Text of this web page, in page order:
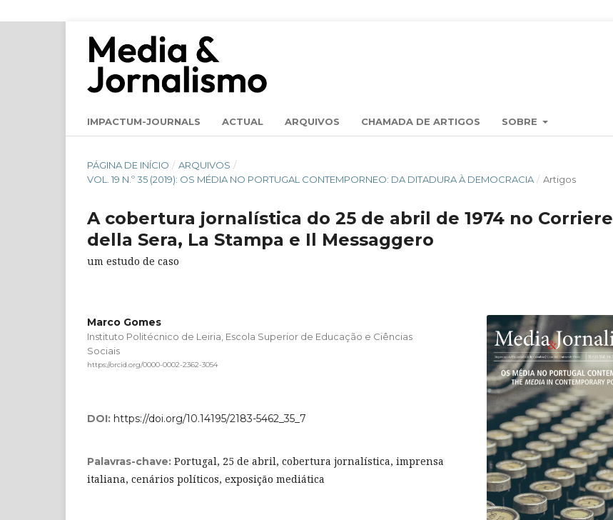
IMPACTUM-JOURNALS ACTUAL ARQUIVOS CHAMADA DE ARTIGOS SOBRE
PÁGINA DE INÍCIO / ARQUIVOS /
VOL. 19 N.º 35 (2019): OS MÉDIA NO PORTUGAL CONTEMPORNEO: DA DITADURA À DEMOCRACIA / Artigos
A cobertura jornalística do 25 de abril de 1974 no Corriere
della Sera, La Stampa e Il Messaggero
um estudo de caso
Marco Gomes
Instituto Politécnico de Leiria, Escola Superior de Educação e Ciências
Sociais
https://orcid.org/0000-0002-2362-3054
DOI: https://doi.org/10.14195/2183-5462_35_7
Palavras-chave: Portugal, 25 de abril, cobertura jornalística, imprensa
italiana, cenários políticos, exposição mediática